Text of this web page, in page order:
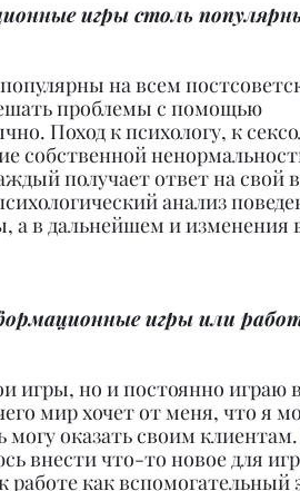
игры столь
на всем
проблемы с помощью
Поход к психологу, к
собственной
получает ответ на свой
анализ
а в дальнейшем и изменения
игры или
игры, но и постоянно играю
мир хочет от меня, что я
оказать своим
внести что-то новое для
как вспомогательный